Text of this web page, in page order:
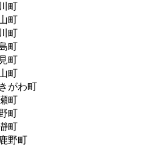
町
町
町
町
町
町
がわ町
町
町
町
野町